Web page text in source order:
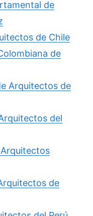
de
de Chile
de
Arquitectos de
del
de